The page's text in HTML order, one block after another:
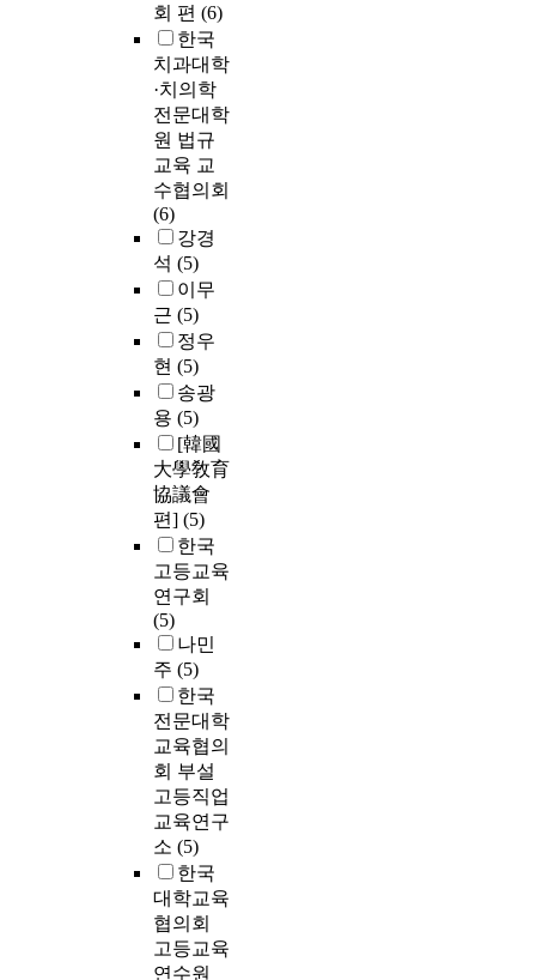
회 편 (6)
한국
치과대학
·치의학
전문대학
원 법규
교육 교
수협의회
(6)
강경
석 (5)
이무
근 (5)
정우
현 (5)
송광
용 (5)
[韓國
大學敎育
協議會
편] (5)
한국
고등교육
연구회
(5)
나민
주 (5)
한국
전문대학
교육협의
회 부설
고등직업
교육연구
소 (5)
한국
대학교육
협의회
고등교육
연수원